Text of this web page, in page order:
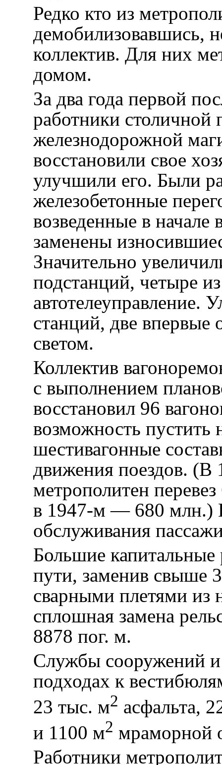
Редко кто из
демобилизовавшись,
коллектив. Для них
домом.
За два года первой
работники столичной
железнодорожной
восстановили свое
улучшили его. Были
железобетонные
возведенные в
заменены
Значительно
подстанций, четыре
автотелеуправление.
станций, две впервые
светом.
Коллектив
с выполнением
восстановил 96
возможность пустить
шестивагонные
движения поездов. (В
метрополитен
в 1947-м — 680 млн.)
обслуживания
Большие
пути, заменив свыше
сварными плетями из
сплошная замена
8878 пог. м.
Службы сооружений
подходах к
23 тыс. м2 асфальта,
и 1100 м2 мраморной
Работники